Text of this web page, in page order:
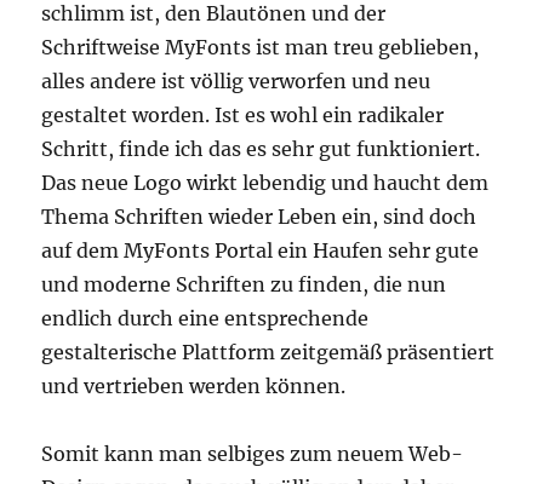
schlimm ist, den Blautönen und der
Schriftweise MyFonts ist man treu geblieben,
alles andere ist völlig verworfen und neu
gestaltet worden. Ist es wohl ein radikaler
Schritt, finde ich das es sehr gut funktioniert.
Das neue Logo wirkt lebendig und haucht dem
Thema Schriften wieder Leben ein, sind doch
auf dem MyFonts Portal ein Haufen sehr gute
und moderne Schriften zu finden, die nun
endlich durch eine entsprechende
gestalterische Plattform zeitgemäß präsentiert
und vertrieben werden können.
Somit kann man selbiges zum neuem Web-